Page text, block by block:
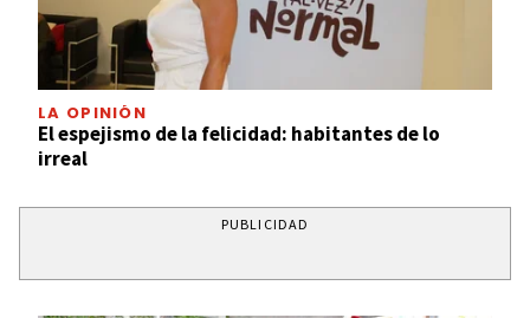
LA OPINIÓN
El espejismo de la felicidad: habitantes de lo
irreal
PUBLICIDAD